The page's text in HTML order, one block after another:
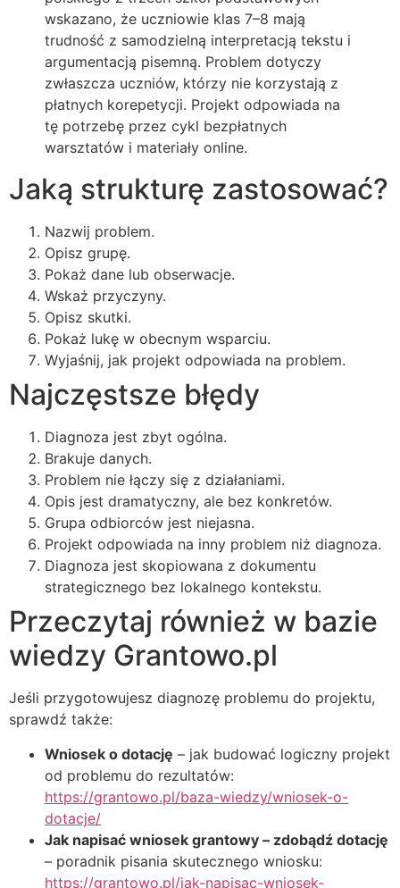
wskazano, że uczniowie klas 7–8 mają
trudność z samodzielną interpretacją tekstu i
argumentacją pisemną. Problem dotyczy
zwłaszcza uczniów, którzy nie korzystają z
płatnych korepetycji. Projekt odpowiada na
tę potrzebę przez cykl bezpłatnych
warsztatów i materiały online.
Jaką strukturę zastosować?
Nazwij problem.
Opisz grupę.
Pokaż dane lub obserwacje.
Wskaż przyczyny.
Opisz skutki.
Pokaż lukę w obecnym wsparciu.
Wyjaśnij, jak projekt odpowiada na problem.
Najczęstsze błędy
Diagnoza jest zbyt ogólna.
Brakuje danych.
Problem nie łączy się z działaniami.
Opis jest dramatyczny, ale bez konkretów.
Grupa odbiorców jest niejasna.
Projekt odpowiada na inny problem niż diagnoza.
Diagnoza jest skopiowana z dokumentu
strategicznego bez lokalnego kontekstu.
Przeczytaj również w bazie
wiedzy Grantowo.pl
Jeśli przygotowujesz diagnozę problemu do projektu,
sprawdź także:
Wniosek o dotację – jak budować logiczny projekt
od problemu do rezultatów:
https://grantowo.pl/baza-wiedzy/wniosek-o-
dotacje/
Jak napisać wniosek grantowy – zdobądź dotację
– poradnik pisania skutecznego wniosku:
https://grantowo.pl/jak-napisac-wniosek-